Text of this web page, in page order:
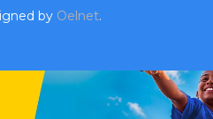
by Oelnet.